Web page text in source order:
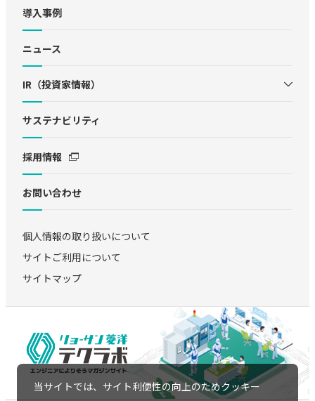
当サイトでは、サイト利便性の向上のためクッキー
導入事例
ニュース
IR（投資家情報）
サステナビリティ
採用情報
お問い合わせ
個人情報の取り扱いについて
サイトご利用について
サイトマップ